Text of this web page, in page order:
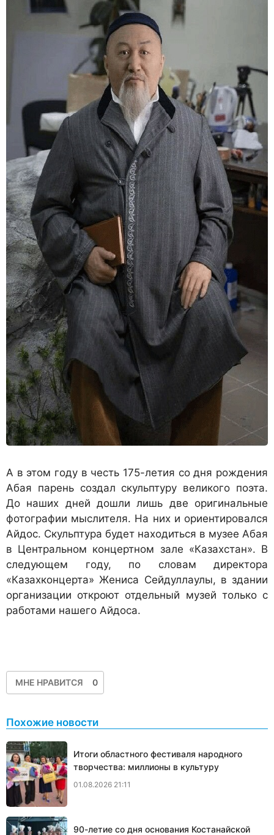
А в этом году в честь 175-летия со дня рождения
Абая парень создал скульптуру великого поэта.
До наших дней дошли лишь две оригинальные
фотографии мыслителя. На них и ориентировался
Айдос. Скульптура будет находиться в музее Абая
в Центральном концертном зале «Казахстан». В
следующем году, по словам директора
«Казахконцерта» Жениса Сейдуллаулы, в здании
организации откроют отдельный музей только с
работами нашего Айдоса.
МНЕ НРАВИТСЯ 0
Похожие новости
Итоги областного фестиваля народного
творчества: миллионы в культуру
01.08.2026 21:11
90-летие со дня основания Костанайской